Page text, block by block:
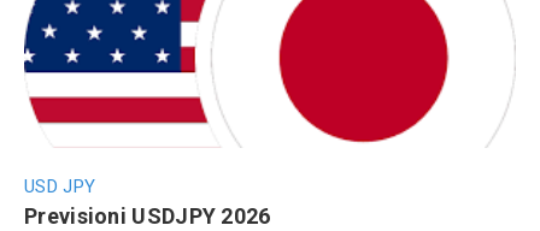
USD JPY
Previsioni USDJPY 2026